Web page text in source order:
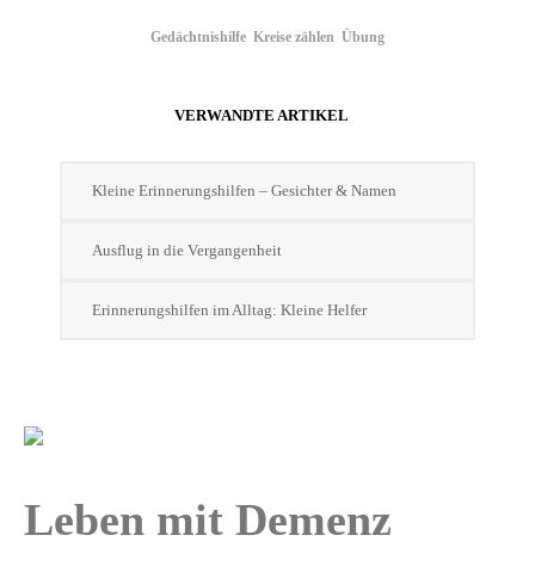
Gedächtnishilfe Kreise zählen Übung
VERWANDTE ARTIKEL
Kleine Erinnerungshilfen – Gesichter & Namen
Ausflug in die Vergangenheit
Erinnerungshilfen im Alltag: Kleine Helfer
Leben mit Demenz